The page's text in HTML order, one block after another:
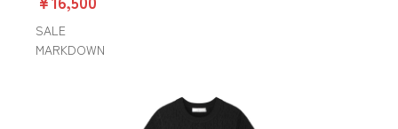
SALE
MARKDOWN